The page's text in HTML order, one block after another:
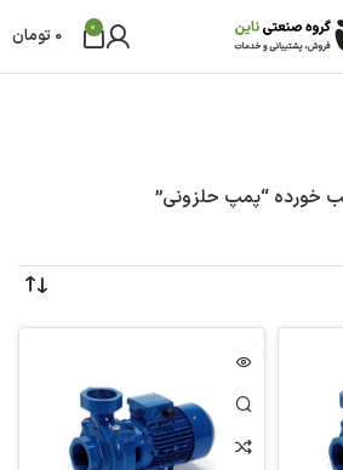
0
0 تومان
خورده “پمپ حلزونی”